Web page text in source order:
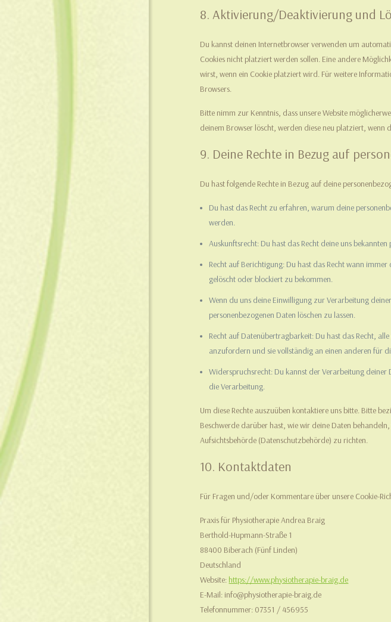
8. Aktivierung/Deaktivierung und
Du kannst deinen Internetbrowser verwenden um
Cookies nicht platziert werden sollen. Eine andere
wirst, wenn ein Cookie platziert wird. Für weitere
Browsers.
Bitte nimm zur Kenntnis, dass unsere Website
deinem Browser löscht, werden diese neu platziert, wenn
9. Deine Rechte in Bezug auf
Du hast folgende Rechte in Bezug auf deine
Du hast das Recht zu erfahren, warum deine
werden.
Auskunftsrecht: Du hast das Recht deine uns bekannten
Recht auf Berichtigung: Du hast das Recht wann
gelöscht oder blockiert zu bekommen.
Wenn du uns deine Einwilligung zur Verarbeitung
personenbezogenen Daten löschen zu lassen.
Recht auf Datenübertragbarkeit: Du hast das Recht,
anzufordern und sie vollständig an einen anderen für
Widerspruchsrecht: Du kannst der Verarbeitung
die Verarbeitung.
Um diese Rechte auszuüben kontaktiere uns bitte. Bitte
Beschwerde darüber hast, wie wir deine Daten
Aufsichtsbehörde (Datenschutzbehörde) zu richten.
10. Kontaktdaten
Für Fragen und/oder Kommentare über unsere Cookie-
Praxis für Physiotherapie Andrea Braig
Berthold-Hupmann-Straße 1
88400 Biberach (Fünf Linden)
Deutschland
Website: https://www.physiotherapie-braig.de
E-Mail: info@physiotherapie-braig.de
Telefonnummer: 07351 / 456955